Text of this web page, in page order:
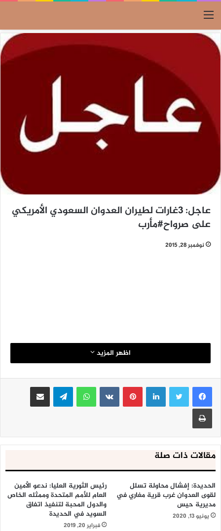
القائمة
عاجل: 3غارات لطيران العدوان السعودي الأمريكي
على صرواح#مأرب
نوفمبر 28, 2015
اظهر المزيد
لينكدإنبينتيريست واتساب تيلقرام مشاركة عبر البريد
طباعة
مقالات ذات صلة
الحديدة: إفشال محاولة تسلل
لقوى العدوان غرب قرية مغاري في
مديرية حيس
يونيو 13, 2020
رئيس الثورية العليا: ندعو الأمين
العام للأمم المتحدة وممثله الخاص
والدول المحبة لتنفيذ اتفاق
السويد في الحديدة
فبراير 20, 2019